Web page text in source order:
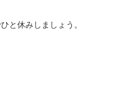
と休みしましょう。